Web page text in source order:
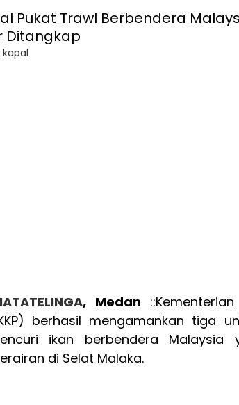
, Medan
berhasil mengamankan tiga
ikan berbendera
di Selat Malaka.